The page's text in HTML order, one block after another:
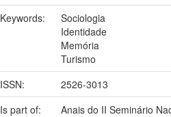
Keywords:
Sociologia
Identidade
Memória
Turismo
ISSN:
2526-3013
Is part of:
Anais do II Seminário